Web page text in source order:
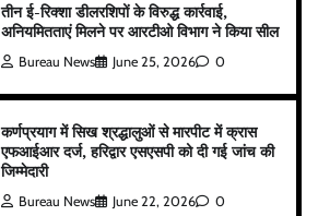
तीन ई-रिक्शा डीलरशिपों के विरुद्ध कार्रवाई,
अनियमितताएं मिलने पर आरटीओ विभाग ने किया सील
Bureau News June 25, 2026 0
कर्णप्रयाग में सिख श्रद्धालुओं से मारपीट में क्रास
एफआईआर दर्ज, हरिद्वार एसएसपी को दी गई जांच की
जिम्मेदारी
Bureau News June 22, 2026 0